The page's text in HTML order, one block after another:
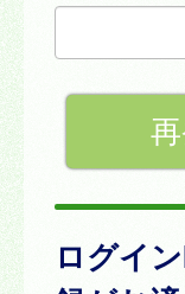
ログイ